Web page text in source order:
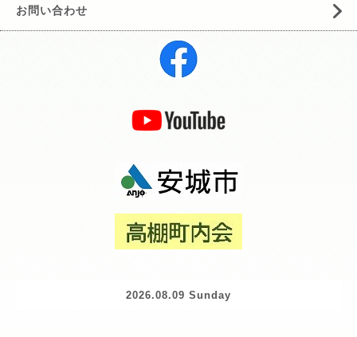
お問い合わせ
2026.08.09 Sunday